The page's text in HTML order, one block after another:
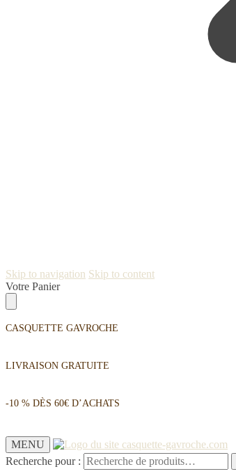
Skip to navigation Skip to content
Votre Panier
CASQUETTE GAVROCHE
LIVRAISON GRATUITE
-10 % DÈS 60€ D’ACHATS
MENU
Recherche pour :